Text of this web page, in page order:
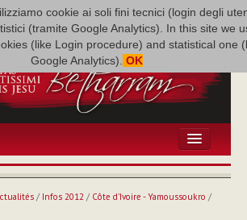
cookie ai soli fini tecnici (login degli
(tramite Google Analytics). In this site we
(like Login procedure) and statistical one
Google Analytics). OK
/ Infos 2012 / Côte d'Ivoire - Yamoussoukro /